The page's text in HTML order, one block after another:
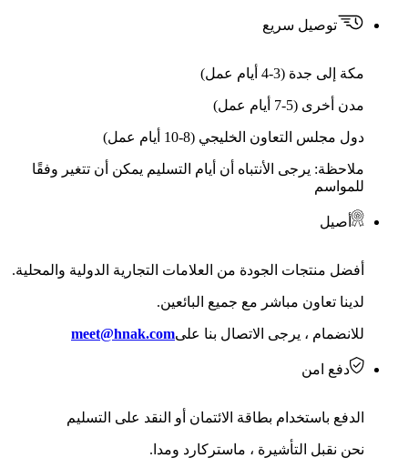
توصيل سريع
مكة إلى جدة (3-4 أيام عمل)
مدن أخرى (5-7 أيام عمل)
دول مجلس التعاون الخليجي (8-10 أيام عمل)
ملاحظة: يرجى الأنتباه أن أيام التسليم يمكن أن تتغير وفقًا
للمواسم
أصيل
أفضل منتجات الجودة من العلامات التجارية الدولية والمحلية.
لدينا تعاون مباشر مع جميع البائعين.
للانضمام ، يرجى الاتصال بنا علىmeet@hnak.com
دفع امن
الدفع باستخدام بطاقة الائتمان أو النقد على التسليم
نحن نقبل التأشيرة ، ماستركارد ومدا.